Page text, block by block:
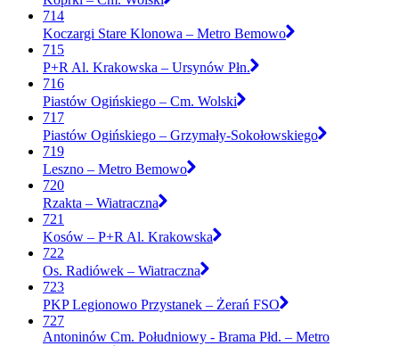
714
Koczargi Stare Klonowa – Metro Bemowo
715
P+R Al. Krakowska – Ursynów Płn.
716
Piastów Ogińskiego – Cm. Wolski
717
Piastów Ogińskiego – Grzymały-Sokołowskiego
719
Leszno – Metro Bemowo
720
Rzakta – Wiatraczna
721
Kosów – P+R Al. Krakowska
722
Os. Radiówek – Wiatraczna
723
PKP Legionowo Przystanek – Żerań FSO
727
Antoninów Cm. Południowy - Brama Płd. – Metro